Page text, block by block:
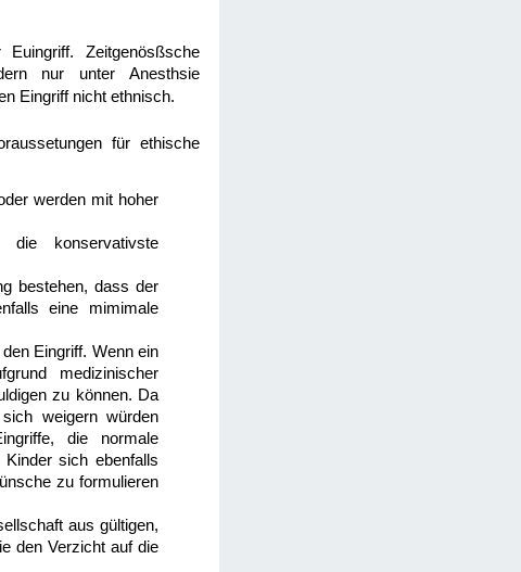
Zeitgenösßsche
nur unter Anesthsie
Eingriff nicht ethnisch.
für ethische
werden mit hoher
konservativste
bestehen, dass der
eine mimimale
Eingriff. Wenn ein
medizinischer
zu können. Da
weigern würden
die normale
sich ebenfalls
zu formulieren
aus gültigen,
den Verzicht auf die